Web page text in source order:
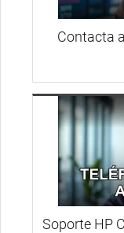
Contacta
Soporte HP